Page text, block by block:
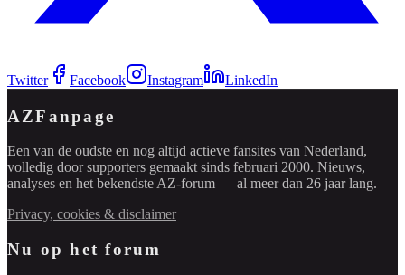
Twitter Facebook Instagram LinkedIn
AZFanpage
Een van de oudste en nog altijd actieve fansites van Nederland,
volledig door supporters gemaakt sinds februari 2000. Nieuws,
analyses en het bekendste AZ-forum — al meer dan 26 jaar lang.
Privacy, cookies & disclaimer
Nu op het forum